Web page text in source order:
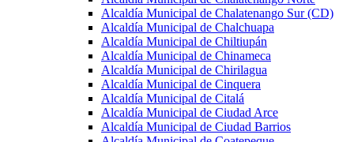
Alcaldía Municipal de Chalatenango Sur (CD)
Alcaldía Municipal de Chalchuapa
Alcaldía Municipal de Chiltiupán
Alcaldía Municipal de Chinameca
Alcaldía Municipal de Chirilagua
Alcaldía Municipal de Cinquera
Alcaldía Municipal de Citalá
Alcaldía Municipal de Ciudad Arce
Alcaldía Municipal de Ciudad Barrios